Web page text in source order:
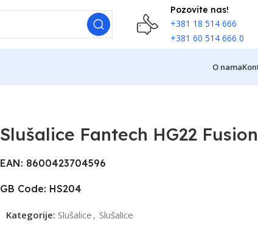
Pozovite nas!
+381 18 514 666
+381 60 514 666 0
O nama
Slušalice Fantech HG22
EAN: 8600423704596
GB Code: HS204
Kategorije: Slušalice , Slušalice